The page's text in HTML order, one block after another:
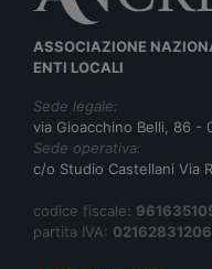
ASSOCIAZIONE
ENTI LOCALI
Sede legale:
via Gioacchino Belli, 86 -
Sede operativa:
c/o Studio Castellani Via
codice fiscale:
partita IVA: 02162831206